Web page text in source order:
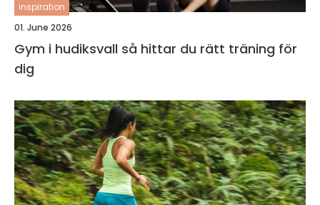
inspiration
01. June 2026
Gym i hudiksvall så hittar du rätt träning för
dig